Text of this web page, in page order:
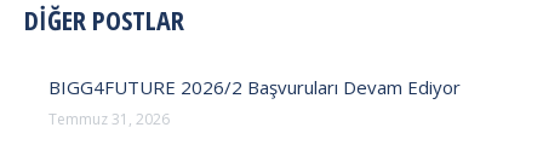
DİĞER POSTLAR
BIGG4FUTURE 2026/2 Başvuruları Devam Ediyor
Temmuz 31, 2026